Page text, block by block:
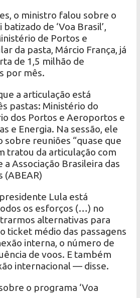
o ministro falou sobre o
de ‘Voa Brasil’,
de Portos e
da pasta, Márcio França, já
de 1,5 milhão de
por mês.
a articulação está
pastas: Ministério do
dos Portos e Aeroportos e
e Energia. Na sessão, ele
sobre reuniões “quase que
tratou da articulação com
a Associação Brasileira das
(ABEAR)
Lula está
os esforços (…) no
alternativas para
ticket médio das passagens
interna, o número de
de voos. E também
internacional — disse.
o programa ‘Voa